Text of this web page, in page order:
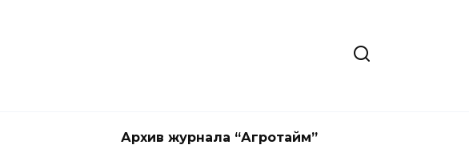
Архив журнала “Агротайм”